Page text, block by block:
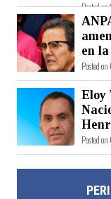
Posted
en
Posted
Eloy
Posted